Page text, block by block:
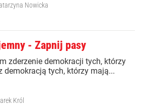
Nowicka
- Zapnij pasy
zderzenie demokracji tych, którzy
demokracją tych, którzy mają...
Król